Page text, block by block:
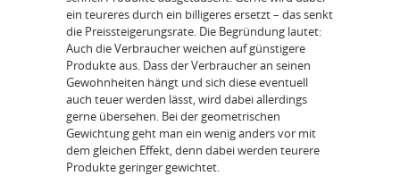
ein teureres durch ein billigeres ersetzt – das senkt
die Preissteigerungsrate. Die Begründung lautet:
Auch die Verbraucher weichen auf günstigere
Produkte aus. Dass der Verbraucher an seinen
Gewohnheiten hängt und sich diese eventuell
auch teuer werden lässt, wird dabei allerdings
gerne übersehen. Bei der geometrischen
Gewichtung geht man ein wenig anders vor mit
dem gleichen Effekt, denn dabei werden teurere
Produkte geringer gewichtet.